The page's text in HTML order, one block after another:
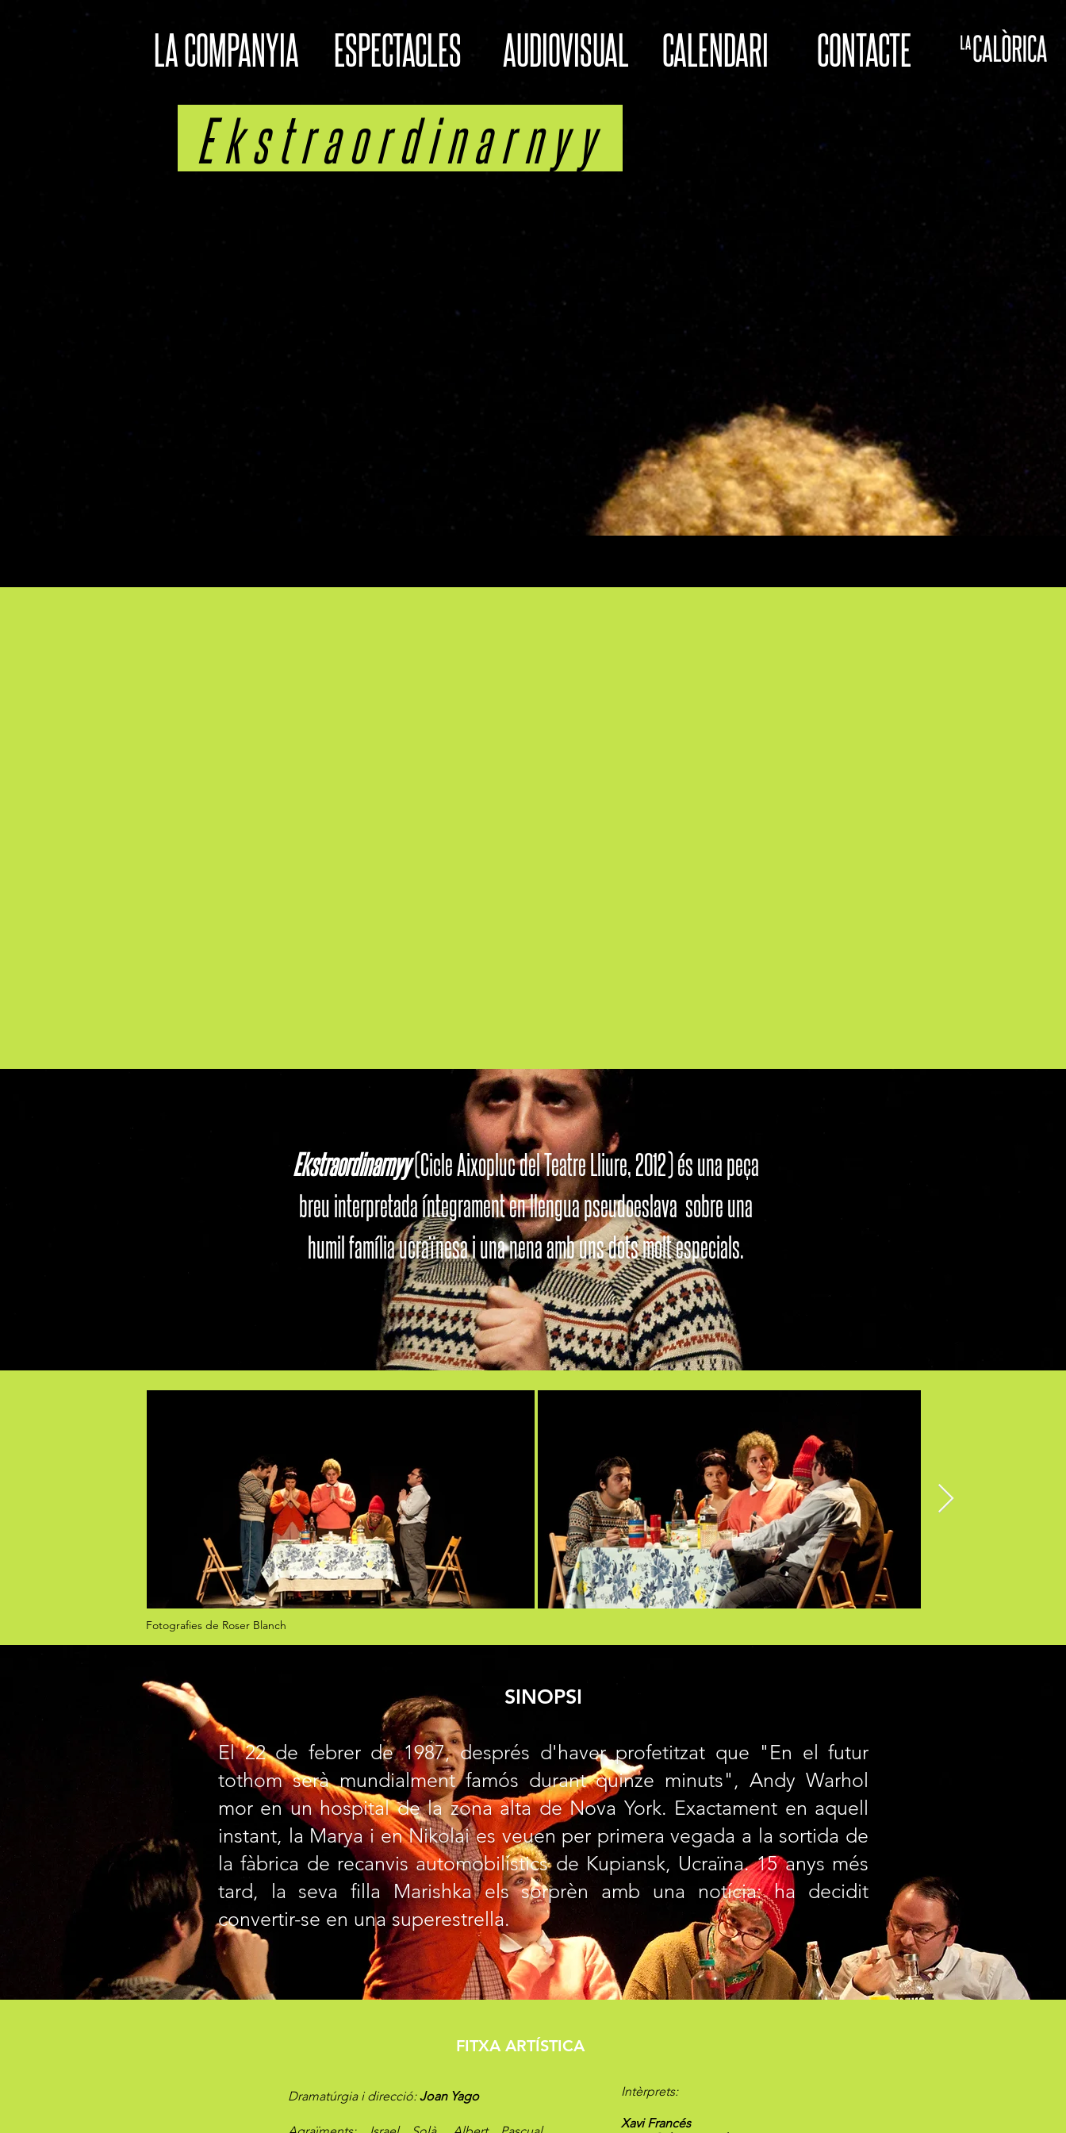
LA COMPANYIA ESPECTACLES AUDIOVISUAL CALENDARI CONTACTE
Ekstraordinarnyy
Fotografies d'Anna Fàbrega
Ekstraordinarnyy(Cicle Aixopluc del Teatre Lliure, 2012) és una peça
breu interpretada íntegrament en llengua pseudoeslava sobre una
humil família ucraïnesa i una nena amb uns dots molt especials.
Fotografies de Roser Blanch
SINOPSI
El 22 de febrer de 1987, després d'haver profetitzat que "En el futur
tothom serà mundialment famós durant quinze minuts", Andy Warhol
mor en un hospital de la zona alta de Nova York. Exactament en aquell
instant, la Marya i en Nikolai es veuen per primera vegada a la sortida de
la fàbrica de recanvis automobilístics de Kupiansk, Ucraïna. 15 anys més
tard, la seva filla Marishka els sorprèn amb una notícia: ha decidit
convertir-se en una superestrella.
FITXA ARTÍSTICA
Dramatúrgia i direcció:Joan Yago Intèrprets:
Xavi Francés